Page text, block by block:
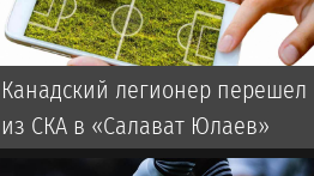
Канадский легионер перешел
из СКА в «Салават Юлаев»